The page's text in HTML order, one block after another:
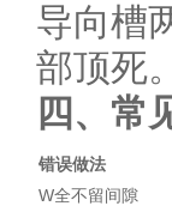
导向槽
部顶死
四、常
错误做法
W全不留间隙